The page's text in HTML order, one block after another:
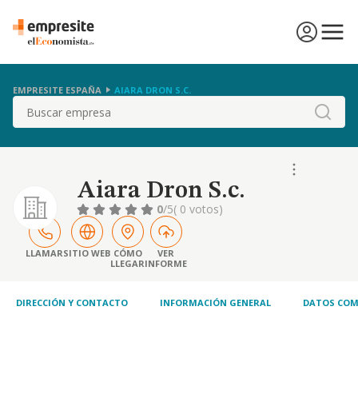
EMPRESITE ESPAÑA AIARA DRON S.C.
Buscar
Aiara Dron S.c.
0/5( 0 votos)
LLAMARSITIO WEB CÓMO
LLEGAR
VER
INFORME
DIRECCIÓN Y CONTACTO INFORMACIÓN GENERAL DATOS